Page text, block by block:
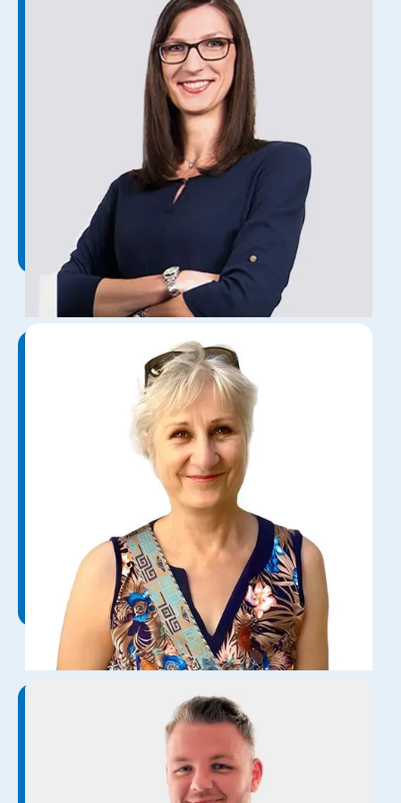
دولت
اینا باپ
دولت
رجین بوتچر
دولت